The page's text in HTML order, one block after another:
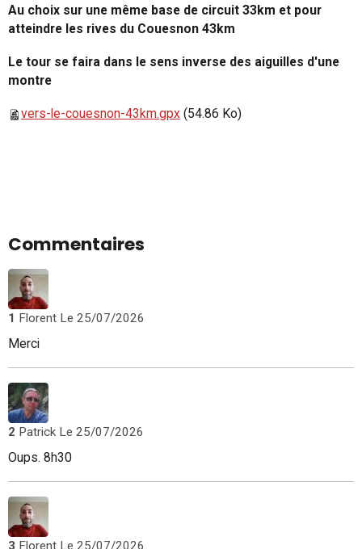
Au choix sur une même base de circuit 33km et pour
atteindre les rives du Couesnon 43km
Le tour se faira dans le sens inverse des aiguilles d'une
montre
vers-le-couesnon-43km.gpx (54.86 Ko)
Commentaires
1 Florent Le 25/07/2026
Merci
2 Patrick Le 25/07/2026
Oups. 8h30
3 Florent Le 25/07/2026